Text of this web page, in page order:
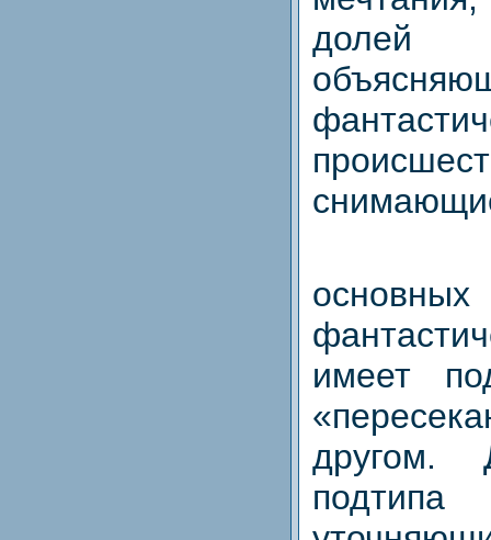
долей
имеет
другом.